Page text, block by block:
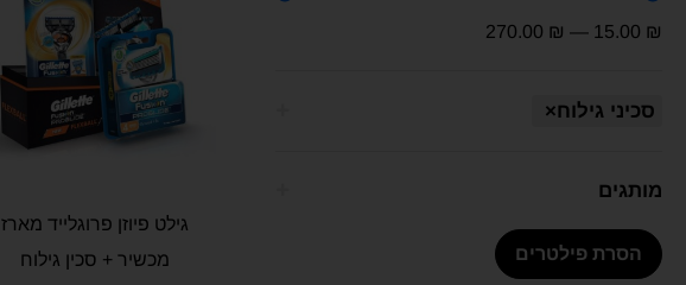
₪
15.00
—
₪
270.00
סכיני גילוח×
מותגים
הסרת פילטרים
גילט פיוזן פרוגלייד מארז
מכשיר + סכין גילוח